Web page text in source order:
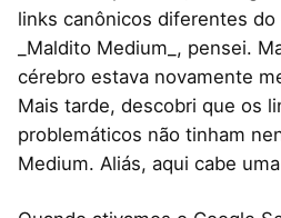
links canônicos diferentes
_Maldito Medium_, pensei.
cérebro estava novamente
Mais tarde, descobri que os
problemáticos não tinham
Medium. Aliás, aqui cabe